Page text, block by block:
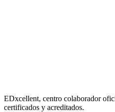
EDxcellent, centro colaborador
certificados y acreditados.